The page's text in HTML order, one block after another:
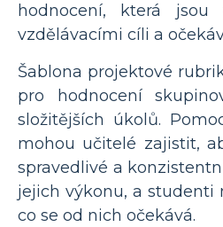
hodnocení, která
vzdělávacími cíli a
Šablona projektové
pro hodnocení
složitějších úkolů.
mohou učitelé zajistit,
spravedlivé a
jejich výkonu, a studenti
co se od nich očekává.